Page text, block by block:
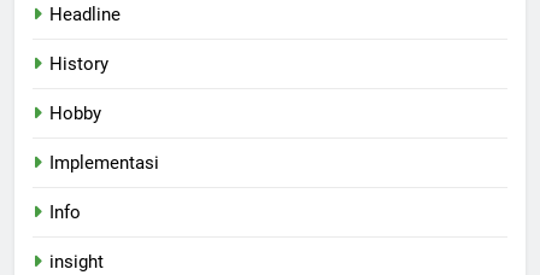
Headline
History
Hobby
Implementasi
Info
insight